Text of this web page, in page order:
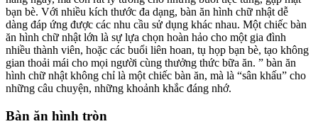
bạn bè. Với nhiều kích thước đa dạng, bàn ăn hình chữ nhật dễ
dàng đáp ứng được các nhu cầu sử dụng khác nhau. Một chiếc bàn
ăn hình chữ nhật lớn là sự lựa chọn hoàn hảo cho một gia đình
nhiều thành viên, hoặc các buổi liên hoan, tụ họp bạn bè, tạo không
gian thoải mái cho mọi người cùng thưởng thức bữa ăn. ” bàn ăn
hình chữ nhật không chỉ là một chiếc bàn ăn, mà là “sân khấu” cho
những câu chuyện, những khoảnh khắc đáng nhớ.
Bàn ăn hình tròn